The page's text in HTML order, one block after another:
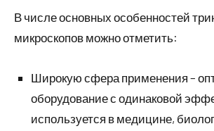
В числе основных особенностей
микроскопов можно отметить:
Широкую сфера применения –
оборудование с одинаковой
используется в медицине,